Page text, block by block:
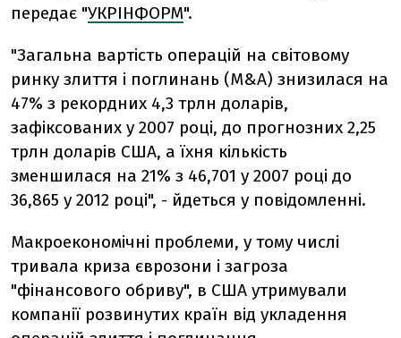
передає "УКРІНФОРМ".
"Загальна вартість операцій на світовому
ринку злиття і поглинань (M&A) знизилася на
47% з рекордних 4,3 трлн доларів,
зафіксованих у 2007 році, до прогнозних 2,25
трлн доларів США, а їхня кількість
зменшилася на 21% з 46,701 у 2007 році до
36,865 у 2012 році", - йдеться у повідомленні.
Макроекономічні проблеми, у тому числі
тривала криза єврозони і загроза
"фінансового обриву", в США утримували
компанії розвинутих країн від укладення